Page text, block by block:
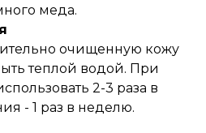
меда.
очищенную кожу
теплой водой. При
2-3 раза в
- 1 раз в неделю.